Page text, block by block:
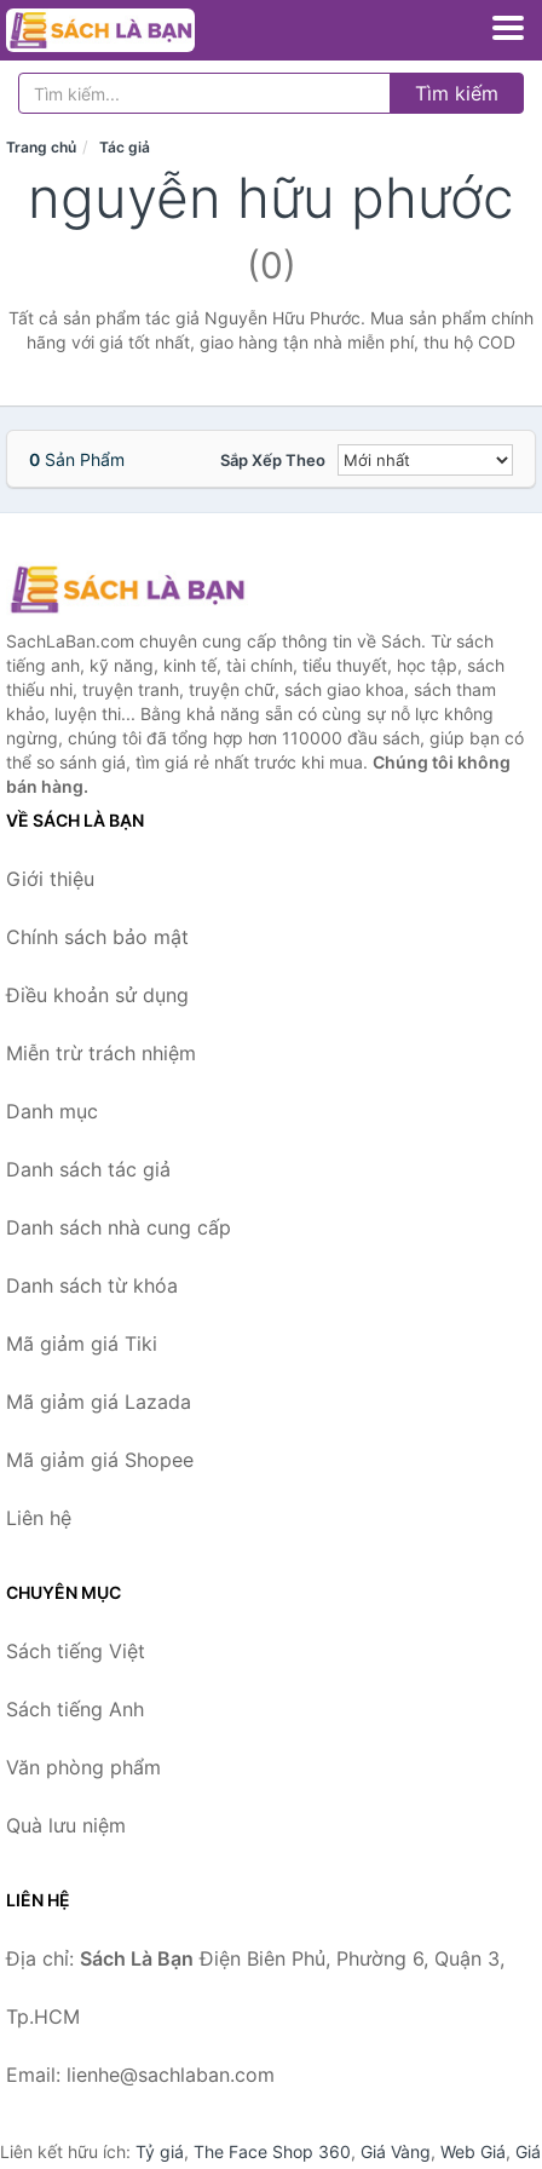
Tìm kiếm
Trang chủ Tác giả
nguyễn hữu phước
(0)
Tất cả sản phẩm tác giả Nguyễn Hữu Phước. Mua sản phẩm chính
hãng với giá tốt nhất, giao hàng tận nhà miễn phí, thu hộ COD
0 Sản Phẩm Sắp Xếp Theo
SachLaBan.com chuyên cung cấp thông tin về Sách. Từ sách
tiếng anh, kỹ năng, kinh tế, tài chính, tiểu thuyết, học tập, sách
thiếu nhi, truyện tranh, truyện chữ, sách giao khoa, sách tham
khảo, luyện thi... Bằng khả năng sẵn có cùng sự nỗ lực không
ngừng, chúng tôi đã tổng hợp hơn 110000 đầu sách, giúp bạn có
thể so sánh giá, tìm giá rẻ nhất trước khi mua. Chúng tôi không
bán hàng.
VỀ SÁCH LÀ BẠN
Giới thiệu
Chính sách bảo mật
Điều khoản sử dụng
Miễn trừ trách nhiệm
Danh mục
Danh sách tác giả
Danh sách nhà cung cấp
Danh sách từ khóa
Mã giảm giá Tiki
Mã giảm giá Lazada
Mã giảm giá Shopee
Liên hệ
CHUYÊN MỤC
Sách tiếng Việt
Sách tiếng Anh
Văn phòng phẩm
Quà lưu niệm
LIÊN HỆ
Địa chỉ: Sách Là Bạn Điện Biên Phủ, Phường 6, Quận 3,
Tp.HCM
Email: lienhe@sachlaban.com
Liên kết hữu ích: Tỷ giá, The Face Shop 360, Giá Vàng, Web Giá, Giá